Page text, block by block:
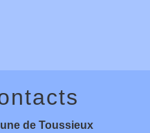
de Toussieux